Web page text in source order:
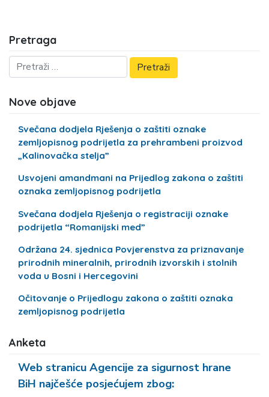
Pretraga
Nove objave
Svečana dodjela Rješenja o zaštiti oznake
zemljopisnog podrijetla za prehrambeni proizvod
„Kalinovačka stelja”
Usvojeni amandmani na Prijedlog zakona o zaštiti
oznaka zemljopisnog podrijetla
Svečana dodjela Rješenja o registraciji oznake
podrijetla “Romanijski med”
Održana 24. sjednica Povjerenstva za priznavanje
prirodnih mineralnih, prirodnih izvorskih i stolnih
voda u Bosni i Hercegovini
Očitovanje o Prijedlogu zakona o zaštiti oznaka
zemljopisnog podrijetla
Anketa
Web stranicu Agencije za sigurnost hrane
BiH najčešće posjećujem zbog: